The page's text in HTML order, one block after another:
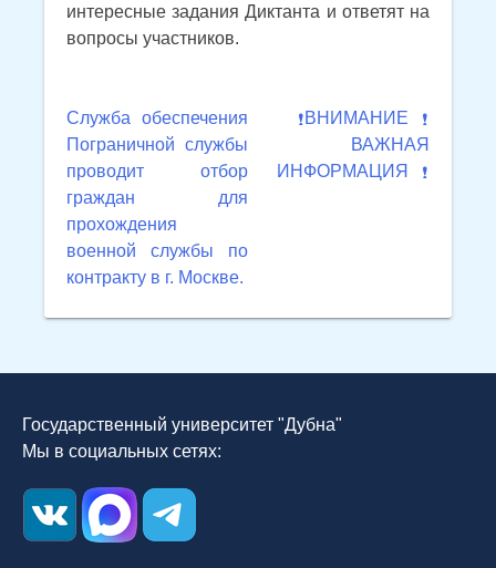
интересные задания Диктанта и ответят на
вопросы участников.
Навигация
по
записям
Служба обеспечения
Пограничной службы
проводит отбор
граждан для
прохождения
военной службы по
контракту в г. Москве.
ВНИМАНИЕ
ВАЖНАЯ
ИНФОРМАЦИЯ
Государственный университет "Дубна"
Мы в социальных сетях: